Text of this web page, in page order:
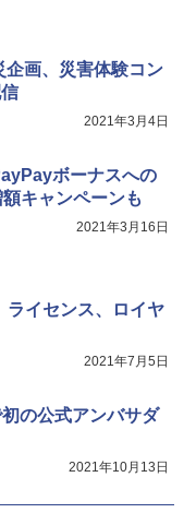
画、災害体験コン
2021年3月4日
ボーナスへの
キャンペーンも
2021年3月16日
イセンス、ロイヤ
2021年7月5日
の公式アンバサダ
2021年10月13日